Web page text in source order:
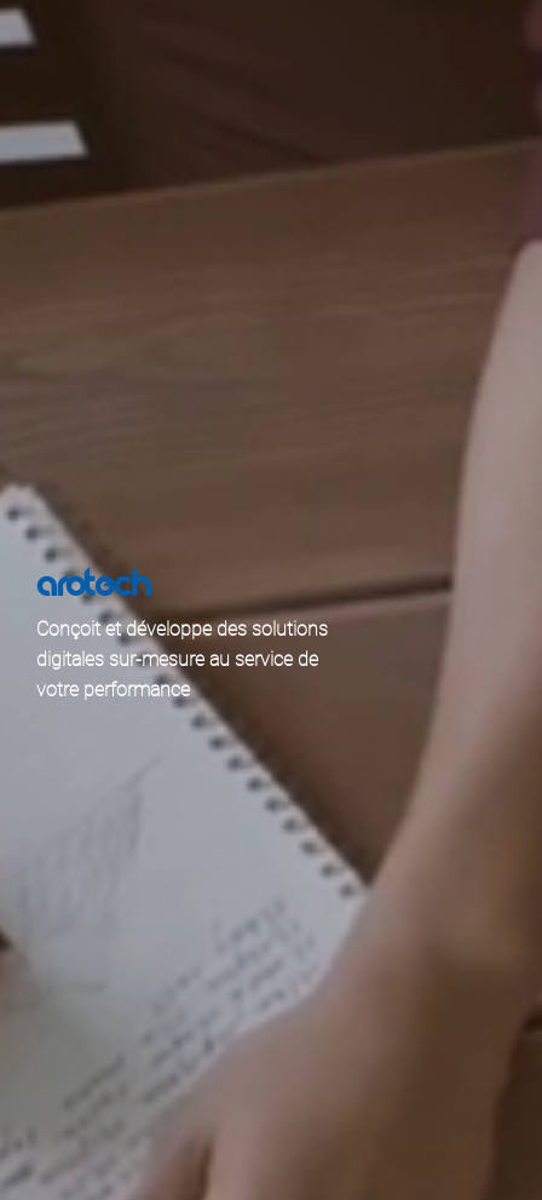
AROTECH
Conçoit et développe des solutions
digitales sur-mesure au service de
votre performance